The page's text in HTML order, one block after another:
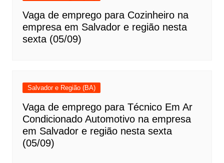
Vaga de emprego para Cozinheiro na
empresa em Salvador e região nesta
sexta (05/09)
Salvador e Região (BA)
Vaga de emprego para Técnico Em Ar
Condicionado Automotivo na empresa
em Salvador e região nesta sexta
(05/09)